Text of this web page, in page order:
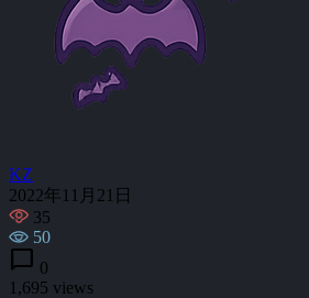
KZ
2022年11月21日
35
50
chat_bubble 0
1,695 views